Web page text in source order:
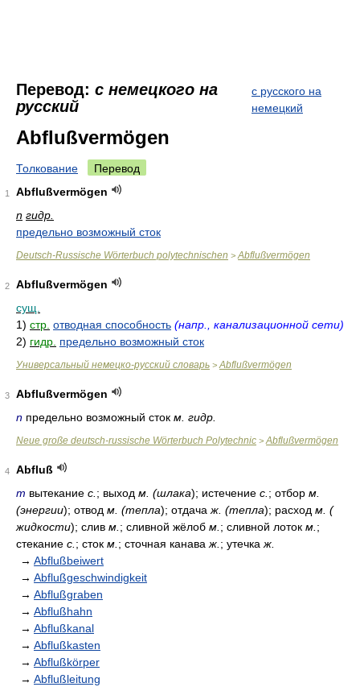
Перевод: с немецкого на
русский
с русского на
немецкий
Abflußvermögen
Толкование Перевод
1
Abflußvermögen
n гидр.
предельно возможный сток
Deutsch-Russische Wörterbuch polytechnischen > Abflußvermögen
2
Abflußvermögen
сущ.
1) стр. отводная способность (напр., канализационной сети)
2) гидр. предельно возможный сток
Универсальный немецко-русский словарь > Abflußvermögen
3
Abflußvermögen
n предельно возможный сток м. гидр.
Neue große deutsch-russische Wörterbuch Polytechnic > Abflußvermögen
4
Abfluß
m вытекание с. ; выход м. (шлака); истечение с. ; отбор м.
(энергии); отвод м. (тепла); отдача ж. (тепла); расход м. (
жидкости); слив м. ; сливной жёлоб м. ; сливной лоток м. ;
стекание с. ; сток м. ; сточная канава ж. ; утечка ж.
→ Abflußbeiwert
→ Abflußgeschwindigkeit
→ Abflußgraben
→ Abflußhahn
→ Abflußkanal
→ Abflußkasten
→ Abflußkörper
→ Abflußleitung